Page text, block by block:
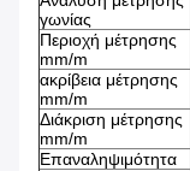
γωνίας
Περιοχή μέτρησης
mm/m
ακρίβεια μέτρησης
mm/m
Διάκριση μέτρησης
mm/m
Επαναληψιμότητα